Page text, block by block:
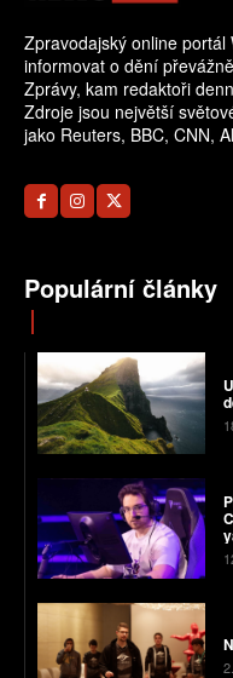
Zpravodajský online portál
informovat o dění
Zprávy, kam redaktoři
Zdroje jsou největší
jako Reuters, BBC, CNN,
Populární články